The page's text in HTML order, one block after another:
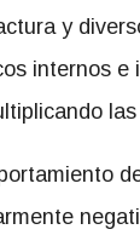
y
internos e